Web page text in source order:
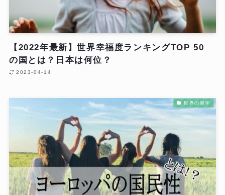
【2022年最新】世界幸福度ランキングTOP 50
の国とは？日本は何位？
2023-04-14
世界の雑学